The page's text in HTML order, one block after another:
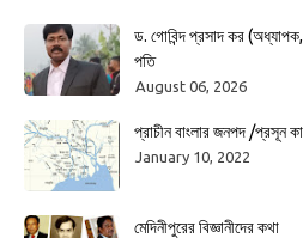
ড. গোবিন্দ প্রসাদ কর
পতি
August 06, 2026
প্রাচীন বাংলার জনপদ /প্রসূন
January 10, 2022
মেদিনীপুরের বিজ্ঞানীদের কথা